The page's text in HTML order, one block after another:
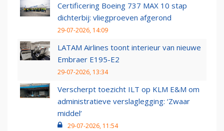
Certificering Boeing 737 MAX 10 stap
dichterbij: vliegproeven afgerond
29-07-2026, 14:09
LATAM Airlines toont interieur van nieuwe
Embraer E195-E2
29-07-2026, 13:34
Verscherpt toezicht ILT op KLM E&M om
administratieve verslaglegging: ‘Zwaar
middel’
29-07-2026, 11:54